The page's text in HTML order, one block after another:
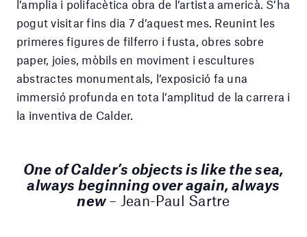
l’amplia i polifacètica obra de l’artista americà. S’ha
pogut visitar fins dia 7 d’aquest mes. Reunint les
primeres figures de filferro i fusta, obres sobre
paper, joies, mòbils en moviment i escultures
abstractes monumentals, l’exposició fa una
immersió profunda en tota l’amplitud de la carrera i
la inventiva de Calder.
One of Calder’s objects is like the sea,
always beginning over again, always
new – Jean-Paul Sartre